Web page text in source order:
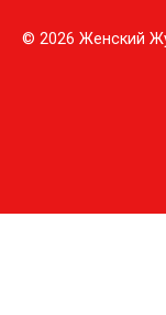
© 2026 Женский